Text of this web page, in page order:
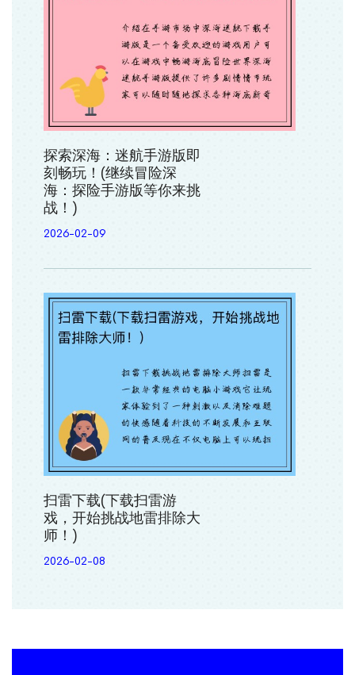
探索深海：迷航手游版即
刻畅玩！(继续冒险深
海：探险手游版等你来挑
战！)
2026-02-09
扫雷下载(下载扫雷游
戏，开始挑战地雷排除大
师！)
2026-02-08